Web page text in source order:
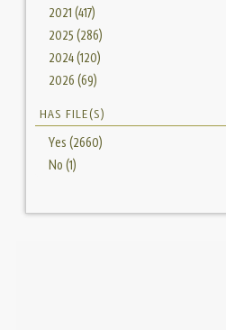
2021 (417)
2025 (286)
2024 (120)
2026 (69)
HAS FILE(S)
Yes (2660)
No (1)